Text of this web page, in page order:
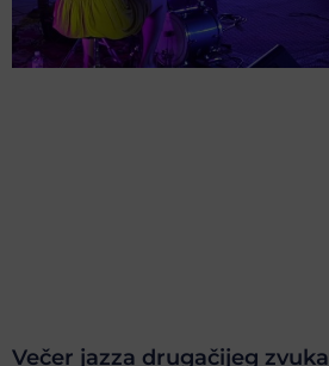
Večer jazza drugačijeg zvuka